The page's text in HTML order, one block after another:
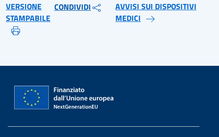
VERSIONE
STAMPABILE
CONDIVIDI
AVVISI SUI DISPOSITIVI
MEDICI